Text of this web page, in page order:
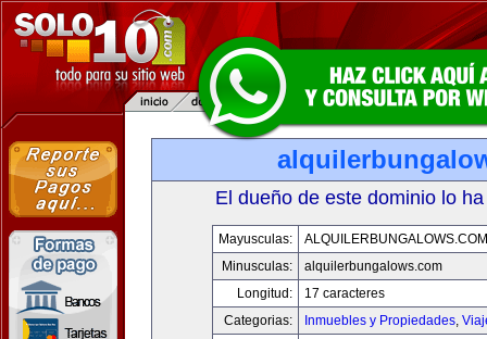
El dueño de este dominio lo
Mayusculas:
ALQUILERBUNGALOWS.COM
Minusculas:
alquilerbungalows.com
Longitud:
17 caracteres
Categorias:
Inmuebles y Propiedades,